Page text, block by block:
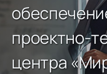
проектно-
центра